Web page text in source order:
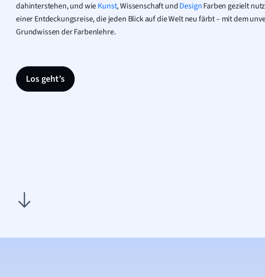
dahinterstehen, und wieKunst, Wissenschaft undDesignFarben gezielt
einer Entdeckungsreise, die jeden Blick auf die Welt neu färbt – mit dem
Grundwissen der Farbenlehre.
Los geht’s